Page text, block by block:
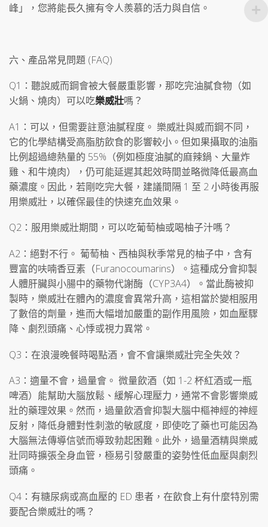
峰」，您將能長久擁有令人羨慕的活力與自信。
六、產品常見問題 (FAQ)
Q1：聽說威而鋼會被大餐嚴重影響，那吃完油膩食物（如
火鍋、燒肉）可以吃樂威壯嗎？
A1：可以，但需要註意油膩程度。 樂威壯與威而鋼不同，
它的化學結構受高脂肪飲食的影響較小。但如果攝取的油脂
比例超過總熱量的 55%（例如極度油膩的麻辣鍋、大量炸
雞、和牛燒肉），仍可能延遲其起效時間並略微降低最高血
藥濃度。因此，若剛吃完大餐，建議間隔 1 至 2 小時後再服
用樂威壯，以確保最佳的快速充血效果。
Q2：服用樂威壯期間，可以吃葡萄柚或喝柚子汁嗎？
A2：絕對不行。 葡萄柚、西柚與秋季常見的柚子中，含有
豐富的呋喃香豆素（Furanocoumarins）。這種成分會抑製
人體肝臟與小腸中的藥物代謝酶（CYP3A4）。當此酶被抑
製時，樂威壯在體內的濃度會異常升高，這相當於變相服用
了數倍的劑量，進而大幅增加嚴重的副作用風險，如血壓驟
降、劇烈頭痛、心悸或視力異常。
Q3：在浪漫晚餐時喝點酒，會不會讓樂威壯完全失效？
A3：適量不會，過量會。 微量飲酒（如 1-2 杯紅酒或一瓶
啤酒）能幫助大腦放鬆、緩解心理壓力，通常不會影響樂威
壯的藥理效果。然而，過量飲酒會抑製大腦中樞神經的神經
反射，降低身體對性刺激的敏感度，即使吃了藥也可能因為
大腦無法傳導信號而導致勃起困難。此外，過量酒精與樂威
壯同時擴張全身血管，極易引發嚴重的姿勢性低血壓與劇烈
頭痛。
Q4：有糖尿病或高血壓的 ED 患者，在飲食上有什麼特別需
要配合樂威壯的嗎？